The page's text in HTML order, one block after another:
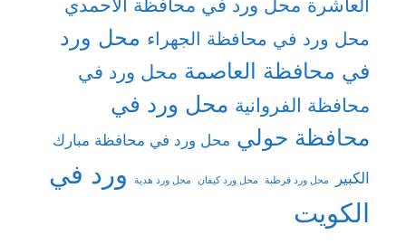
العاشرة محل ورد في محافظة الأحمدي
محل ورد في محافظة الجهراء محل ورد
في محافظة العاصمة محل ورد في
محافظة الفروانية محل ورد في
محافظة حولي محل ورد في محافظة مبارك
الكبير
محل ورد قرطبة محل ورد كيفان محل ورد هدية
ورد في
الكويت